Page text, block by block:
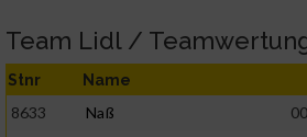
Team Lidl /
Stnr Name
8633 Naß